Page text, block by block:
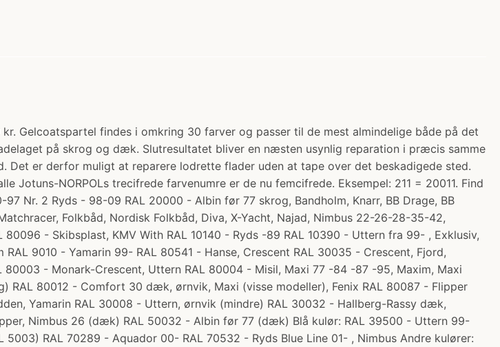
Gelcoatspartel findes i omkring 30 farver og passer til de mest almindelige både på det
på skrog og dæk. Slutresultatet bliver en næsten usynlig reparation i præcis samme
er derfor muligt at reparere lodrette flader uden at tape over det beskadigede sted.
NORPOLs trecifrede farvenumre er de nu femcifrede. Eksempel: 211 = 20011. Find
Nr. 2 Ryds - 98-09 RAL 20000 - Albin før 77 skrog, Bandholm, Knarr, BB Drage, BB
Folkbåd, Nordisk Folkbåd, Diva, X-Yacht, Najad, Nimbus 22-26-28-35-42,
- Skibsplast, KMV With RAL 10140 - Ryds -89 RAL 10390 - Uttern fra 99- , Exklusiv,
9010 - Yamarin 99- RAL 80541 - Hanse, Crescent RAL 30035 - Crescent, Fjord,
- Monark-Crescent, Uttern RAL 80004 - Misil, Maxi 77 -84 -87 -95, Maxim, Maxi
RAL 80012 - Comfort 30 dæk, ørnvik, Maxi (visse modeller), Fenix RAL 80087 - Flipper
Yamarin RAL 30008 - Uttern, ørnvik (mindre) RAL 30032 - Hallberg-Rassy dæk,
Nimbus 26 (dæk) RAL 50032 - Albin før 77 (dæk) Blå kulør: RAL 39500 - Uttern 99-
RAL 70289 - Aquador 00- RAL 70532 - Ryds Blue Line 01- , Nimbus Andre kulører: